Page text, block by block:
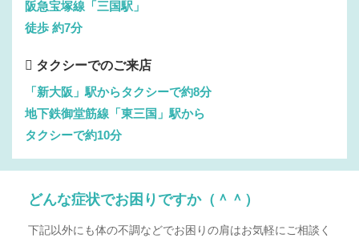
阪急宝塚線「三国駅」
徒歩 約7分
タクシーでのご来店
「新大阪」駅からタクシーで約8分
地下鉄御堂筋線「東三国」駅から
タクシーで約10分
どんな症状でお困りですか（＾＾）
下記以外にも体の不調などでお困りの肩はお気軽にご相談く